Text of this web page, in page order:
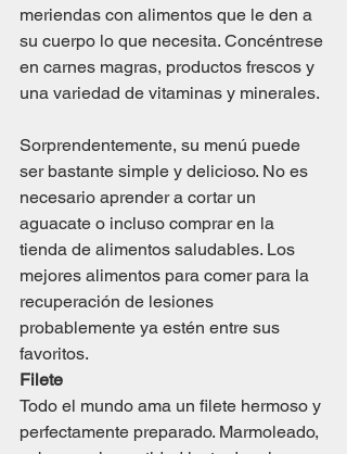
meriendas con alimentos que le den a
su cuerpo lo que necesita. Concéntrese
en carnes magras, productos frescos y
una variedad de vitaminas y minerales.
Sorprendentemente, su menú puede
ser bastante simple y delicioso. No es
necesario aprender a cortar un
aguacate o incluso comprar en la
tienda de alimentos saludables. Los
mejores alimentos para comer para la
recuperación de lesiones
probablemente ya estén entre sus
favoritos.
Filete
Todo el mundo ama un filete hermoso y
perfectamente preparado. Marmoleado,